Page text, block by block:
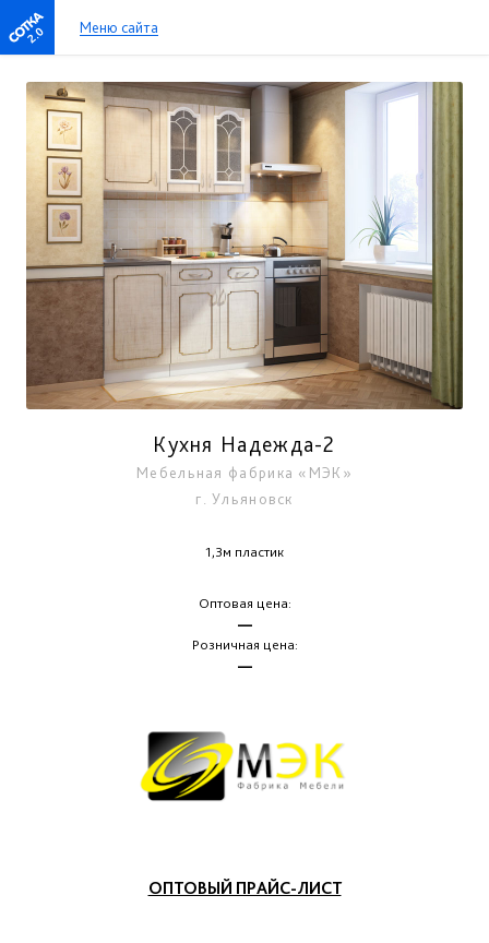
2.0 Меню сайта
Кухня Надежда-2
Мебельная фабрика «МЭК»
г. Ульяновск
1,3м пластик
Оптовая цена:
—
Розничная цена:
—
ОПТОВЫЙ ПРАЙС-ЛИСТ